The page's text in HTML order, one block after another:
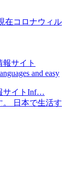
在コロナウィル
サイトInf…
。 日本で生活す